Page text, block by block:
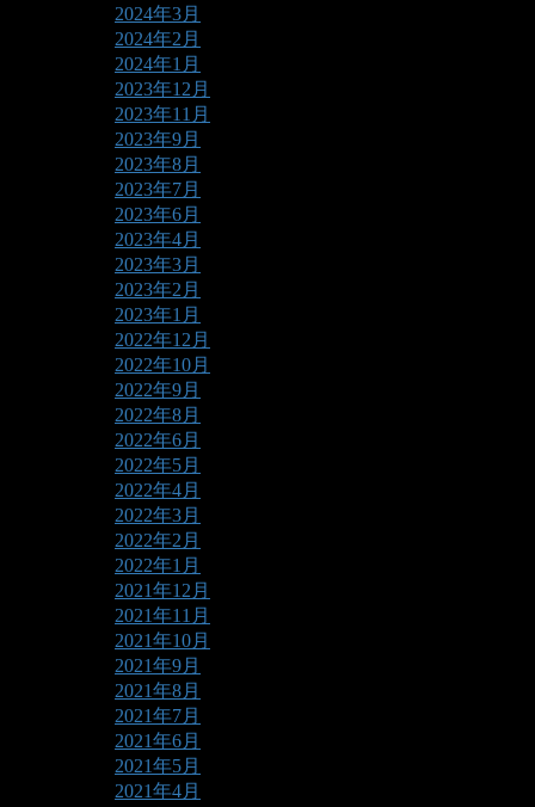
2024年3月
2024年2月
2024年1月
2023年12月
2023年11月
2023年9月
2023年8月
2023年7月
2023年6月
2023年4月
2023年3月
2023年2月
2023年1月
2022年12月
2022年10月
2022年9月
2022年8月
2022年6月
2022年5月
2022年4月
2022年3月
2022年2月
2022年1月
2021年12月
2021年11月
2021年10月
2021年9月
2021年8月
2021年7月
2021年6月
2021年5月
2021年4月